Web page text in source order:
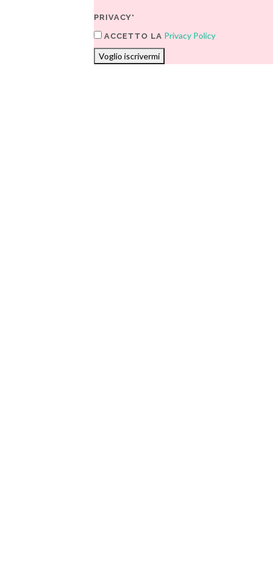
PRIVACY*
ACCETTO LA Privacy Policy
Voglio iscrivermi